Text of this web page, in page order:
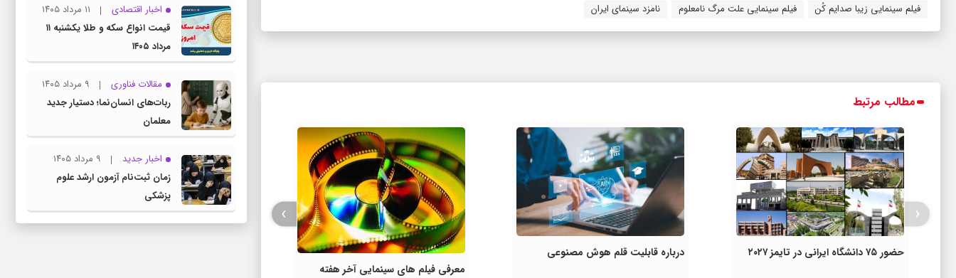
فیلم سینمایی زیبا صدایم کُن
فیلم سینمایی علت مرگ نامعلوم نامزد سینمای ایران
مطالب مرتبط
حضور ۷۵ دانشگاه ایرانی در تایمز ۲۰۲۷
درباره قابلیت قلم هوش مصنوعی
معرفی فیلم های سینمایی آخر هفته
‹
›
اخبار اقتصادی
۱۱ مرداد ۱۴۰۵
قیمت انواع سکه و طلا یکشنبه ۱۱
مرداد ۱۴۰۵
مقالات فناوری
۹ مرداد ۱۴۰۵
ربات‌های انسان‌نما؛ دستیار جدید
معلمان
اخبار جدید
۹ مرداد ۱۴۰۵
زمان ثبت‌نام آزمون ارشد علوم
پزشکی